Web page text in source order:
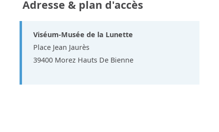
Adresse & plan d'accès
Viséum-Musée de la Lunette
Place Jean Jaurès
39400 Morez Hauts De Bienne